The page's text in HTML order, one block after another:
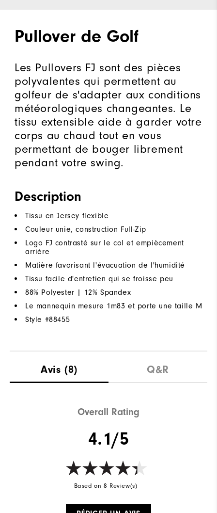
Pullover de Golf
Les Pullovers FJ sont des pièces
polyvalentes qui permettent au
golfeur de s'adapter aux conditions
météorologiques changeantes. Le
tissu extensible aide à garder votre
corps au chaud tout en vous
permettant de bouger librement
pendant votre swing.
Description
Tissu en Jersey flexible
Couleur unie, construction Full-Zip
Logo FJ contrasté sur le col et empiècement
arrière
Matière favorisant l'évacuation de l'humidité
Tissu facile d'entretien qui se froisse peu
88% Polyester | 12% Spandex
Le mannequin mesure 1m83 et porte une taille M
Style #88455
Avis (8) Q&R
Overall Rating
4.1/5
Based on 8 Review(s)